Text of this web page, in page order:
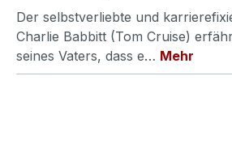
Der selbstverliebte und
Charlie Babbitt (Tom Cruise)
seines Vaters, dass e… Mehr